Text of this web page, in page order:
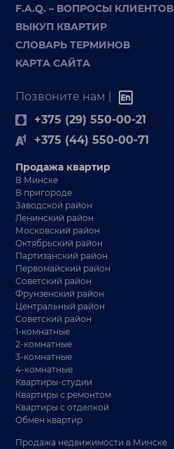
F.A.Q. – ВОПРОСЫ КЛИЕНТОВ
ВЫКУП КВАРТИР
СЛОВАРЬ ТЕРМИНОВ
КАРТА САЙТА
Позвоните нам |
+375 (29) 550-00-21
+375 (44) 550-00-71
Продажа квартир
В Минске
В пригороде
Заводской район
Ленинский район
Московский район
Октябрьский район
Партизанский район
Первомайский район
Советский район
Фрунзенский район
Центральный район
Советский район
1-комнатные
2-комнатные
3-комнатные
4-комнатные
Квартиры-студии
Квартиры с ремонтом
Квартиры с отделкой
Обмен квартир
Продажа недвижимости в Минске